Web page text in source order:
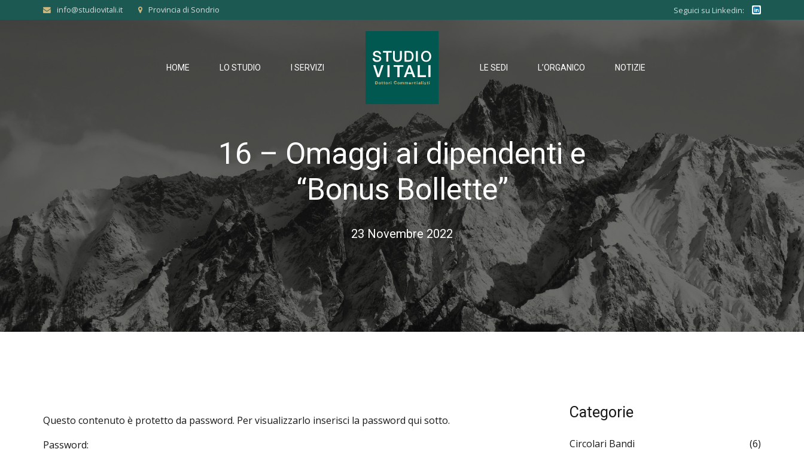
info@studiovitali.it Provincia di Sondrio Seguici su Linkedin:
HOME LO STUDIO I SERVIZI LE SEDI L’ORGANICO NOTIZIE
16 – Omaggi ai dipendenti e
“Bonus Bollette”
23 Novembre 2022
Questo contenuto è protetto da password. Per visualizzarlo inserisci la password qui sotto.
Password:
Categorie
Circolari Bandi (6)